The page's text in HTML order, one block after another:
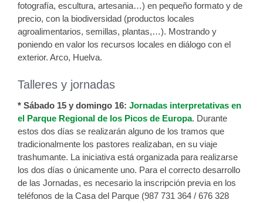
fotografía, escultura, artesania…) en pequeño formato y de
precio, con la biodiversidad (productos locales
agroalimentarios, semillas, plantas,…). Mostrando y
poniendo en valor los recursos locales en diálogo con el
exterior. Arco, Huelva.
Talleres y jornadas
* Sábado 15 y domingo 16: Jornadas interpretativas en
el Parque Regional de los Picos de Europa. Durante
estos dos días se realizarán alguno de los tramos que
tradicionalmente los pastores realizaban, en su viaje
trashumante. La iniciativa está organizada para realizarse
los dos días o únicamente uno. Para el correcto desarrollo
de las Jornadas, es necesario la inscripción previa en los
teléfonos de la Casa del Parque (987 731 364 / 676 328